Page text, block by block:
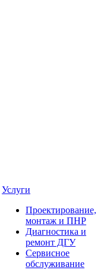
Услуги
Проектирование,
монтаж и ПНР
Диагностика и
ремонт ДГУ
Сервисное
обслуживание